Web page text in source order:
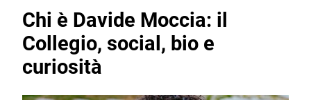
Chi è Davide Moccia: il
Collegio, social, bio e
curiosità